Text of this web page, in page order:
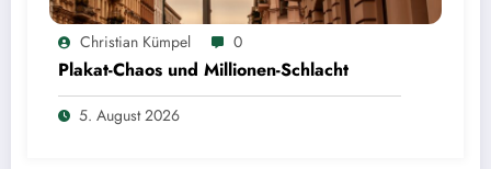
Christian Kümpel 0
Plakat-Chaos und Millionen-Schlacht
5. August 2026